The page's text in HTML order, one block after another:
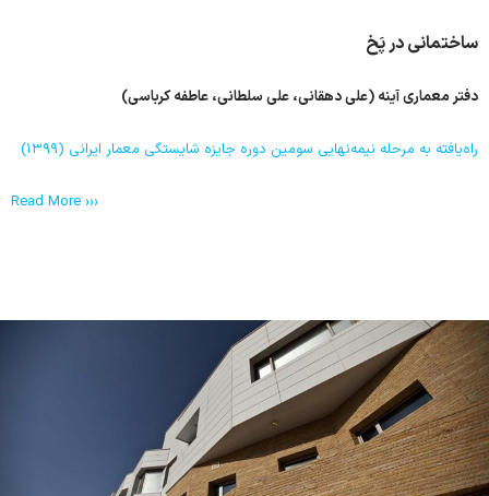
ساختمانی در پَخ
دفتر معماری آینه (علی دهقانی، علی سلطانی، عاطفه کرباسی)
راه‌یافته به مرحله نیمه‌نهایی سومین دوره جایزه شایستگی معمار ایرانی (۱۳۹۹)
Read More ›››